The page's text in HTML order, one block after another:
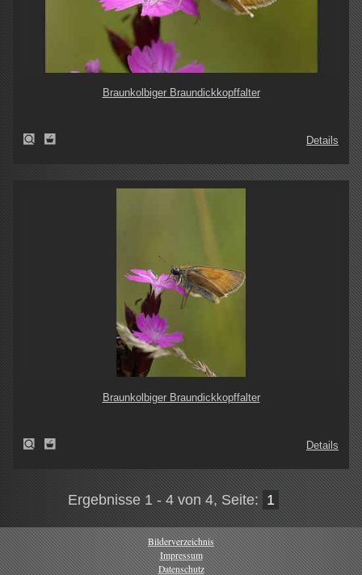
Braunkolbiger Braundickkopffalter
Details
Braunkolbiger Braundickkopffalter
Details
Ergebnisse 1 - 4 von 4, Seite: 1
Bilderverzeichnis
Impressum
Datenschutz